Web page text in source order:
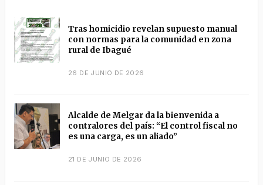
Tras homicidio revelan supuesto manual
con normas para la comunidad en zona
rural de Ibagué
26 DE JUNIO DE 2026
Alcalde de Melgar da la bienvenida a
contralores del país: “El control fiscal no
es una carga, es un aliado”
21 DE JUNIO DE 2026